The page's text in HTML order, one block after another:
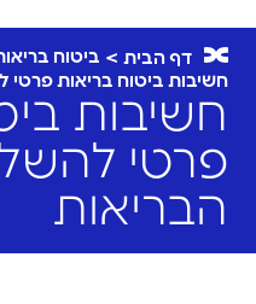
דף הבית ביטוח
חשיבות ביטוח בריאות
חשיבות
פרטי
הבריאות